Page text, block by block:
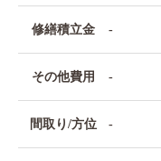
修繕積立金 -
その他費用 -
間取り/方位 -